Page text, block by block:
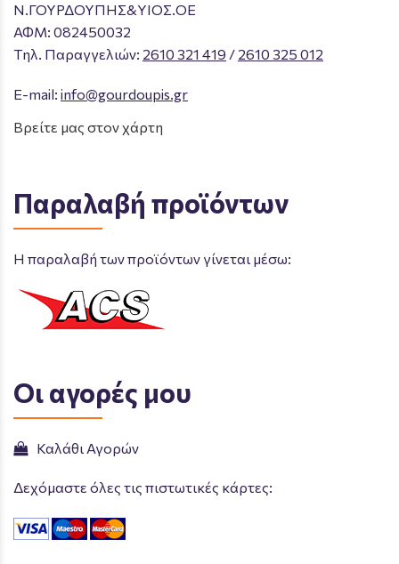
Ν.ΓΟΥΡΔΟΥΠΗΣ&ΥΙΟΣ.ΟΕ
ΑΦΜ: 082450032
Tηλ. Παραγγελιών: 2610 321 419 / 2610 325 012
E-mail: info@gourdoupis.gr
Βρείτε μας στον χάρτη
Παραλαβή προϊόντων
Η παραλαβή των προϊόντων γίνεται μέσω:
Οι αγορές μου
Καλάθι Αγορών
Δεχόμαστε όλες τις πιστωτικές κάρτες: